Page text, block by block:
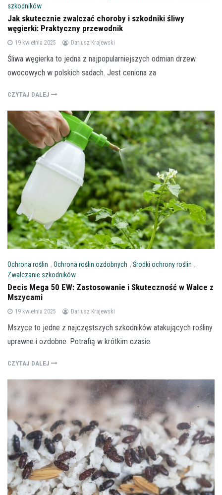
szkodników
Jak skutecznie zwalczać choroby i szkodniki śliwy
węgierki: Praktyczny przewodnik
19 kwietnia 2025 Dariusz Krajewski
Śliwa węgierka to jedna z najpopularniejszych odmian drzew
owocowych w polskich sadach. Jest ceniona za
CZYTAJ DALEJ
Ochrona roślin , Ochrona roślin ozdobnych , Środki ochrony roślin ,
Zwalczanie szkodników
Decis Mega 50 EW: Zastosowanie i Skuteczność w Walce z
Mszycami
19 kwietnia 2025 Dariusz Krajewski
Mszyce to jedne z najczęstszych szkodników atakujących rośliny
uprawne i ozdobne. Potrafią w krótkim czasie
CZYTAJ DALEJ